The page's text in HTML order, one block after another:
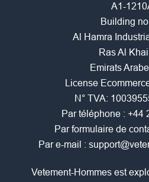
A1-
Building
Al Hamra
Ras Al
Emirats
License
N° TVA:
Par téléphone : +44
Par formulaire de
Par e-mail :
Vetement-Hommes est